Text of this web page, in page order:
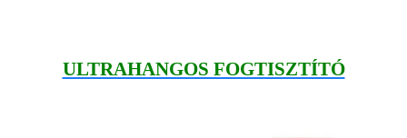
ULTRAHANGOS FOGTISZTÍTÓ